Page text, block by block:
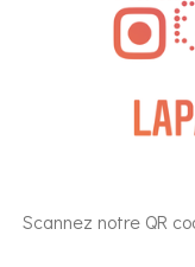
Scannez notre QR